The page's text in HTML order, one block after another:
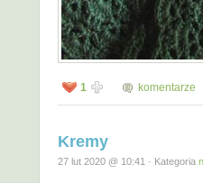
1 komentarze
Kremy
27 lut 2020 @ 10:41 · Kategoria